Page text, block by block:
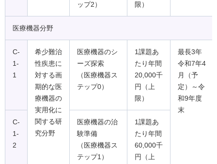
ップ2）
限）
医療機器分野
C-
1-
1
希少難治
性疾患に
対する画
期的な医
療機器の
実用化に
関する研
究分野
医療機器のシ
ーズ探索
（医療機器ス
テップ0）
1課題あ
たり年間
20,000千
円（上
限）
最長3年
令和7年4
月（予
定）～令
和9年度
末
C-
1-
2
医療機器の治
験準備
（医療機器ス
テップ1）
1課題あ
たり年間
60,000千
円（上